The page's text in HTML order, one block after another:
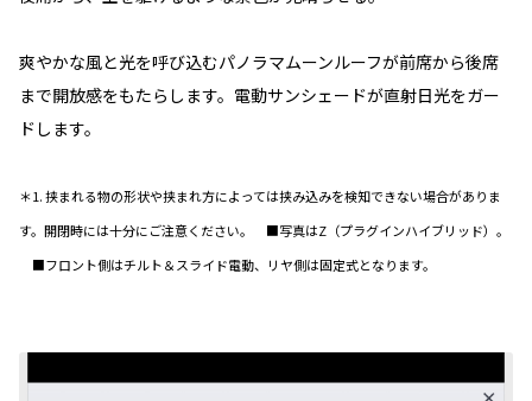
爽やかな風と光を呼び込むパノラマムーンルーフが前席から後席
まで開放感をもたらします。電動サンシェードが直射日光をガー
ドします。
＊1. 挟まれる物の形状や挟まれ方によっては挟み込みを検知できない場合がありま
す。開閉時には十分にご注意ください。 ■写真はZ（プラグインハイブリッド）。
■フロント側はチルト＆スライド電動、リヤ側は固定式となります。